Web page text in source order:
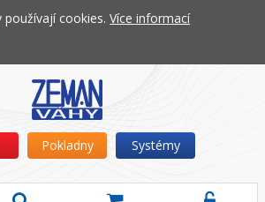
cookies. Více informací
Pokladny Systémy